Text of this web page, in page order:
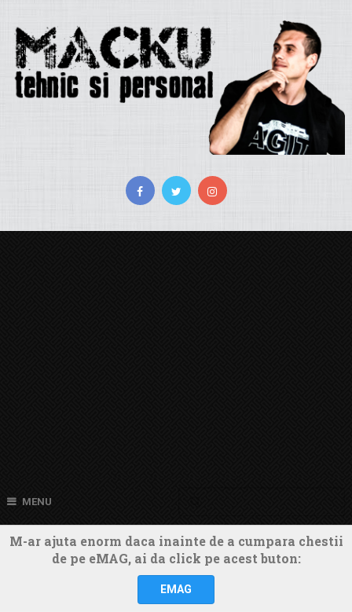
MENU
M-ar ajuta enorm daca inainte de a cumpara chestii
de pe eMAG, ai da click pe acest buton:
EMAG